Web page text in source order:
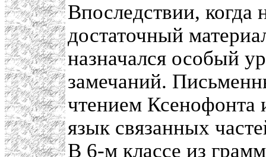
Впоследствии, когда
достаточный
назначался особый
замечаний.
чтением Ксенофонта
язык связанных
В 6-м классе из